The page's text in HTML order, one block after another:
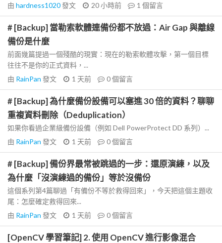
由 hardness1020發文 20 小時前 1 個留言
# [Backup] 當勒索軟體連備份都不放過：Air Gap 與離線
備份是什麼
前面幾篇提過一個殘酷的現實：現在的勒索軟體攻擊，第一個目標
往往不是你的正式資料，...
由 RainPan 發文 1 天前 0個留言
# [Backup] 為什麼備份設備可以塞進 30 倍的資料？聊聊
重複資料刪除（Deduplication）
如果你看過企業級備份設備（例如 Dell PowerProtect DD 系列）...
由 RainPan 發文 1 天前 0個留言
# [Backup] 備份界最常被跳過的一步：還原演練，以及
為什麼「沒演練過的備份」等於沒備份
這個系列第4篇聊過「有備份不等於救得回來」，今天把這個主題收
尾：怎麼確定救得回來...
由 RainPan 發文 1 天前 0個留言
[OpenCV 學習筆記] 2. 使用 OpenCV 進行影像混合